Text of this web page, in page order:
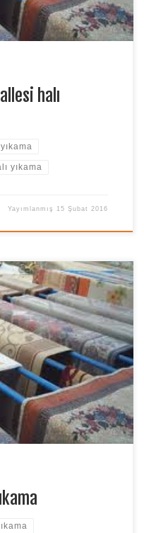
halı
yıkama
Yayımlanmış 15 Şubat 2016
yıkama.Esenler fatih
Merhaba sevgili
halı yıkama fabrikası
mahallesi ve tüm
perde
halı yıkama,Özel koltuk
yıkama konusunda sizlere